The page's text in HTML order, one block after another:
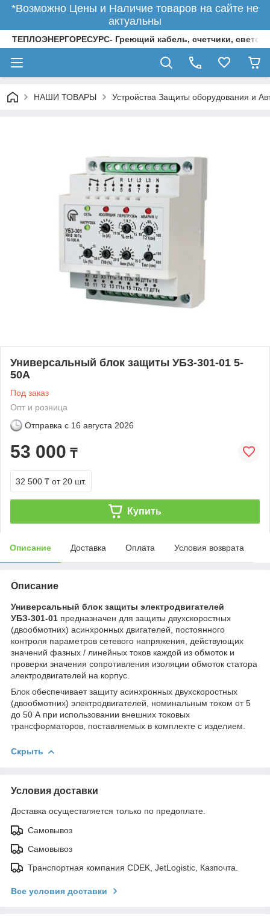
*Возможно Цены и Наличие товаров на сайте не
актуальны
ТЕПЛОЭНЕРГОРЕСУРС- Греющий кабель, счетчики,
НАШИ ТОВАРЫ Устройства Защиты оборудования и
Универсальный блок защиты УБЗ-301-01 5-
50А
Под заказ
Опт и розница
Отправка с 16 августа 2026
53 000 ₸
32 500 ₸ от 20 шт.
Купить
Описание Доставка Оплата Условия возврата
Описание
Универсальный блок защиты электродвигателей
УБЗ-301-01 предназначен для защиты двухскоростных
(двообмотних) асинхронных двигателей, постоянного
контроля параметров сетевого напряжения, действующих
значений фазных / линейных токов каждой из обмоток и
проверки значения сопротивления изоляции обмоток статора
электродвигателей на корпус.
Блок обеспечивает защиту асинхронных двухскоростных
(двообмотних) электродвигателей, номинальным током от 5
до 50 А при использовании внешних токовых
трансформаторов, поставляемых в комплекте с изделием.
Скрыть
Условия доставки
Доставка осуществляется только по предоплате.
Самовывоз
Самовывоз
Транспортная компания CDEK, JetLogistic, Казпочта.
Все условия доставки